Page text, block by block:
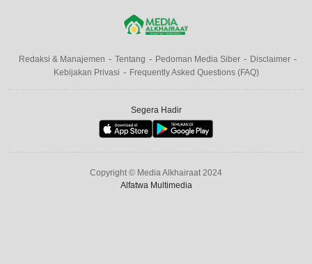
Redaksi & Manajemen Tentang Pedoman Media Siber
Disclaimer
Kebijakan Privasi
Frequently Asked Questions (FAQ)
Segera Hadir
Copyright © Media Alkhairaat 2024
Alfatwa Multimedia